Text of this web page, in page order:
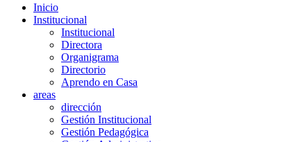
Inicio
Institucional
Institucional
Directora
Organigrama
Directorio
Aprendo en Casa
areas
dirección
Gestión Institucional
Gestión Pedagógica